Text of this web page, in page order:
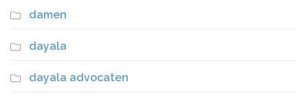
damen
dayala
dayala advocaten